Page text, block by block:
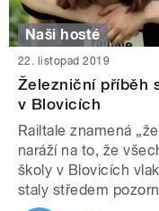
Naši hosté
22. listopad 2019
Železniční příběh
v Blovicích
Railtale znamená
naráží na to, že
školy v Blovicích
staly středem